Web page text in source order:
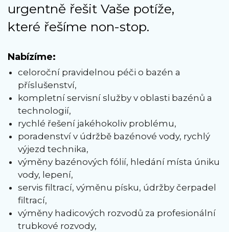
urgentně řešit Vaše potíže,
které řešíme non-stop.
Nabízíme:
celoroční pravidelnou péči o bazén a
příslušenství,
kompletní servisní služby v oblasti bazénů a
technologií,
rychlé řešení jakéhokoliv problému,
poradenství v údržbě bazénové vody, rychlý
výjezd technika,
výměny bazénových fólií, hledání místa úniku
vody, lepení,
servis filtrací, výměnu písku, údržby čerpadel
filtrací,
výměny hadicových rozvodů za profesionální
trubkové rozvody,